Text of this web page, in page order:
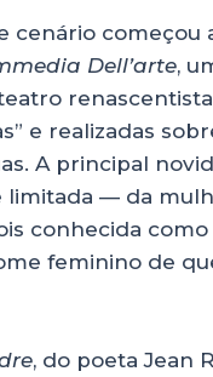
cenário começou
Dell’arte,
e realizadas
A principal
— da
conhecida
feminino de
, do poeta Jean